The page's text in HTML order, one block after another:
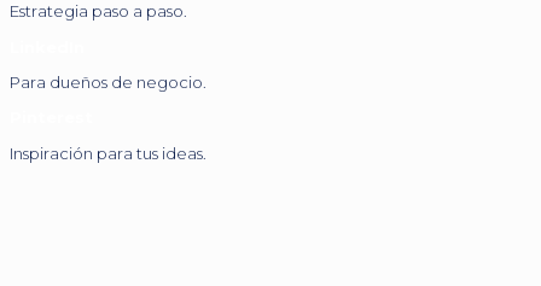
Estrategia paso a paso.
Para dueños de negocio.
Inspiración para tus ideas.